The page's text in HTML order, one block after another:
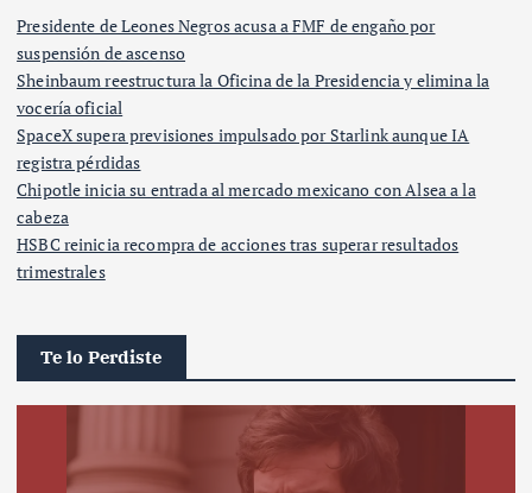
Presidente de Leones Negros acusa a FMF de engaño por
suspensión de ascenso
Sheinbaum reestructura la Oficina de la Presidencia y elimina la
vocería oficial
SpaceX supera previsiones impulsado por Starlink aunque IA
registra pérdidas
Chipotle inicia su entrada al mercado mexicano con Alsea a la
cabeza
HSBC reinicia recompra de acciones tras superar resultados
trimestrales
Te lo Perdiste